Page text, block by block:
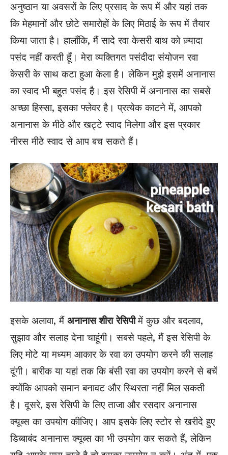
अनुष्ठान या अवसरों के लिए प्रसाद के रूप में और यहां तक ​​
कि मेहमानों और छोटे समारोहों के लिए मिठाई के रूप में तैयार
किया जाता है। हालाँकि, मैं सादे रवा केसरी बाथ को ज़्यादा
पसंदनहींकरती हूँ। मेरा व्यक्तिगत पसंदीदा संयोजन रवा
केसरी के साथ कटा हुआ केला है। लेकिन मुझे इसमें अनानास
का स्वाद भी बहुत पसंद है। इस रेसिपी में अनानास का सबसे
अच्छा हिस्सा, इसका फ्लेवर है। प्रत्येककाटनेमें, आपको
अनानास के मीठे और खट्टे स्वाद मिलेगा और इस प्रकार
नीरस मीठे स्वाद से आप बच सकते हैं।
इसके अलावा, मैं अनानास शीरा रेसिपीमें कुछ और बदलाव,
सुझाव और सलाह देना चाहूंगी। सबसे पहले, मैं इस रेसिपी के
लिए मोटे या मध्यम आकार के रवा का उपयोग करने की सलाह
दूंगी।बारीकयायहां तक किबंसी रवा का उपयोग करने से बचें
क्योंकि आपको समान बनावट और स्थिरता नहीं मिल सकती
है। दूसरे, इस रेसिपी के लिए ताजा और रसदार अनानास
क्यूब्स का उपयोग कीजिए। आप इसके लिए स्टोर से खरीदे हुए
डिब्बाबंद अनानास क्यूब्स का भी उपयोग कर सकते हैं, लेकिन